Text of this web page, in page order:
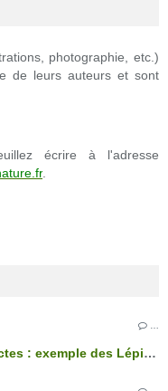
La maturation sexuelle chez les Insectes : exemple des Lépidoptères
photographie, etc.)
de leurs auteurs et sont
écrire à l'adresse